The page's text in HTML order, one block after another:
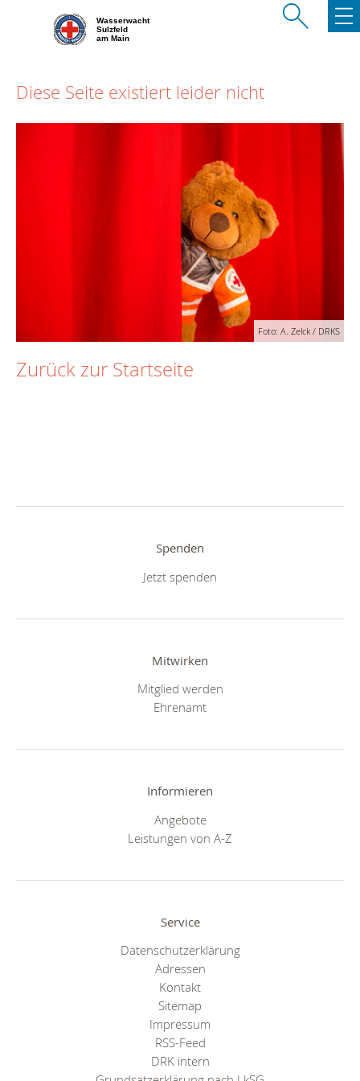
Wasserwacht
Sulzfeld
am Main
Diese Seite existiert leider nicht
Foto: A. Zelck / DRKS
Zurück zur Startseite
Spenden
Jetzt spenden
Mitwirken
Mitglied werden
Ehrenamt
Informieren
Angebote
Leistungen von A-Z
Service
Datenschutzerklärung
Adressen
Kontakt
Sitemap
Impressum
RSS-Feed
DRK intern